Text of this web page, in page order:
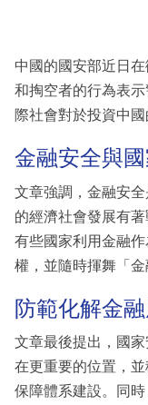
區
中國的國安部近日
和掏空者的行為表
際社會對於投資中
金融安全與
文章強調，金融安
的經濟社會發展有
有些國家利用金融
權，並隨時揮舞「金
防範化解金
文章最後提出，國
在更重要的位置，
保障體系建設。同